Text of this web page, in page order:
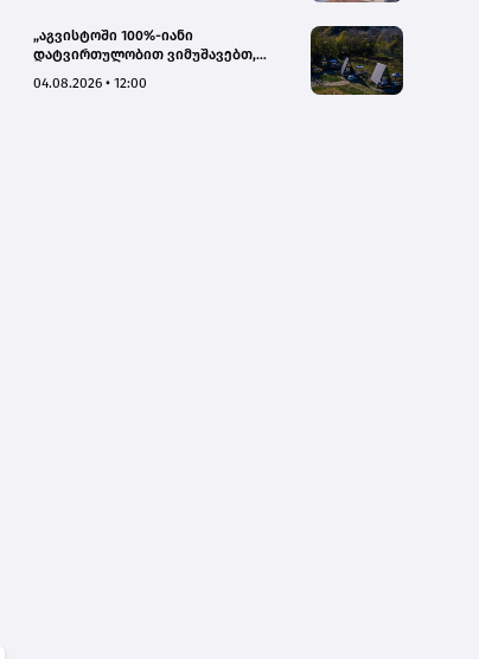
„აგვისტოში 100%-იანი
დატვირთულობით ვიმუშავებთ,
სექტემბერშიც ნარჩუნდება“ - HAERI
04.08.2026 • 12:00